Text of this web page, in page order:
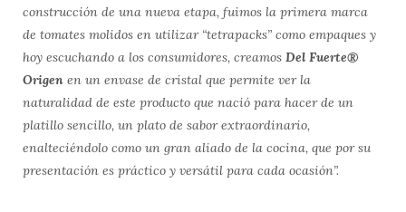
construcción de una nueva etapa, fuimos la primera marca
de tomates molidos en utilizar “tetrapacks” como empaques y
hoy escuchando a los consumidores, creamos Del Fuerte®
Origen en un envase de cristal que permite ver la
naturalidad de este producto que nació para hacer de un
platillo sencillo, un plato de sabor extraordinario,
enalteciéndolo como un gran aliado de la cocina, que por su
presentación es práctico y versátil para cada ocasión”.